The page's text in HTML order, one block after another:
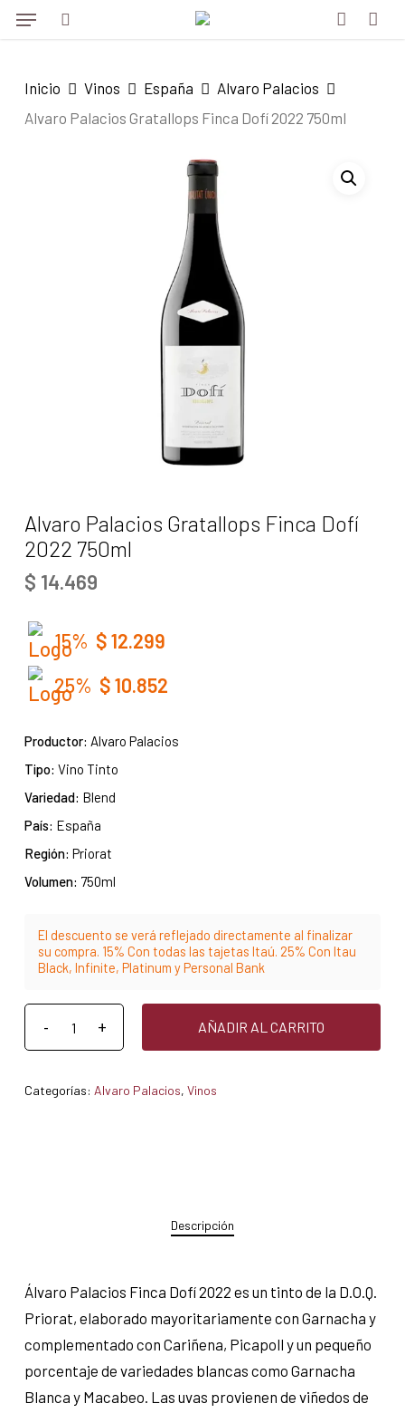
Skip
content
Menu
Inicio Vinos España
Alvaro Palacios
Alvaro Palacios Gratallops Finca Dofí 2022 750ml
Alvaro Palacios Gratallops Finca Dofí
2022 750ml
$ 14.469
15% $12.299
25% $10.852
Productor: Alvaro Palacios
Tipo: Vino Tinto
Variedad: Blend
País: España
Región: Priorat
Volumen: 750ml
El descuento se verá reflejado directamente al finalizar
su compra. 15% Con todas las tajetas Itaú. 25% Con Itau
Black, Infinite, Platinum y Personal Bank
AÑADIR AL CARRITO
Categorías: Alvaro Palacios, Vinos
Descripción
Álvaro Palacios Finca Dofí 2022 es un tinto de la D.O.Q.
Priorat, elaborado mayoritariamente con Garnacha y
complementado con Cariñena, Picapoll y un pequeño
porcentaje de variedades blancas como Garnacha
Blanca y Macabeo. Las uvas provienen de viñedos de